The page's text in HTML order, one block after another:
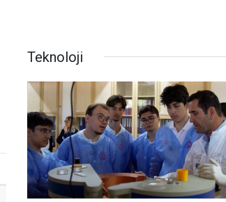
Teknoloji